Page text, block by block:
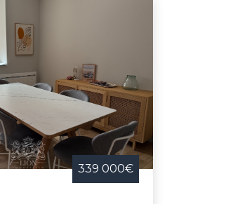
339 000€